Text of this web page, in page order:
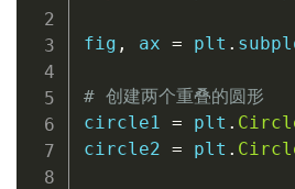
fig , ax = plt .
# 创建两个重叠的圆形
circle1 = plt .
circle2 = plt .